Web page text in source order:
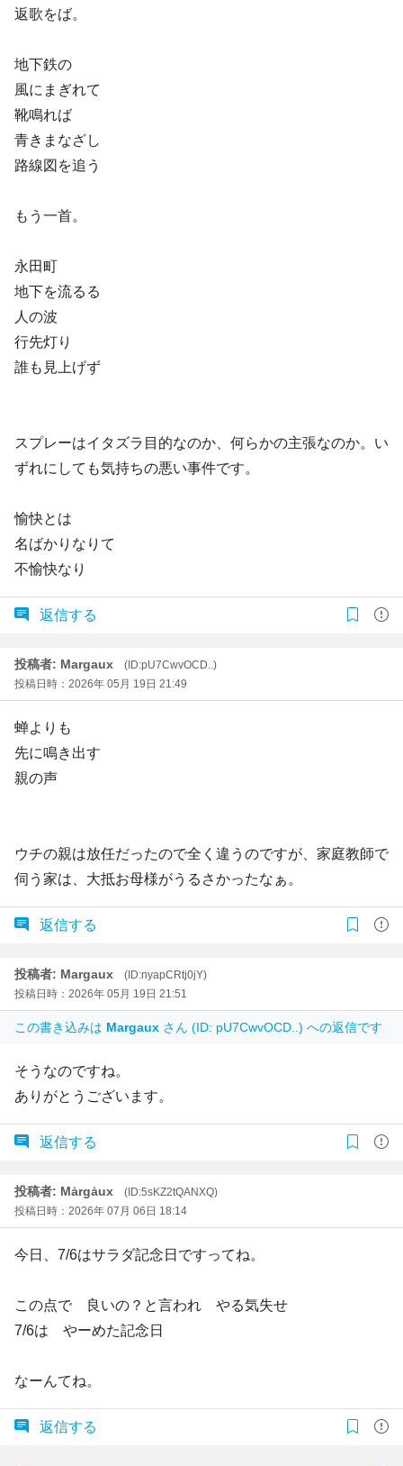
返歌をば。
地下鉄の
風にまぎれて
靴鳴れば
青きまなざし
路線図を追う
もう一首。
永田町
地下を流るる
人の波
行先灯り
誰も見上げず
スプレーはイタズラ目的なのか、何らかの主張なのか。い
ずれにしても気持ちの悪い事件です。
愉快とは
名ばかりなりて
不愉快なり
返信する
投稿者: Margaux
(ID:pU7CwvOCD..)
投稿日時：2026年 05月 19日 21:49
蝉よりも
先に鳴き出す
親の声
ウチの親は放任だったので全く違うのですが、家庭教師で
伺う家は、大抵お母様がうるさかったなぁ。
返信する
投稿者: Margaux
(ID:nyapCRtj0jY)
投稿日時：2026年 05月 19日 21:51
この書き込みは Margaux さん (ID: pU7CwvOCD..) への返信です
そうなのですね。
ありがとうございます。
返信する
投稿者: Mȧrgȧux
(ID:5sKZ2tQANXQ)
投稿日時：2026年 07月 06日 18:14
今日、7/6はサラダ記念日ですってね。
この点で 良いの？と言われ やる気失せ
7/6は やーめた記念日
なーんてね。
返信する